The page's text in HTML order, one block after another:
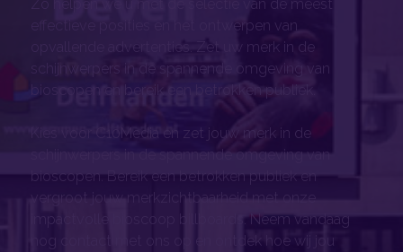
Zo helpen we u met de selectie van de meest
effectieve posities en het ontwerpen van
opvallende advertenties. Zet uw merk in de
schijnwerpers in de spannende omgeving van
bioscopen en bereik een betrokken publiek.
Kies voor C10Media en zet jouw merk in de
schijnwerpers in de spannende omgeving van
bioscopen. Bereik een betrokken publiek en
vergroot jouw merkzichtbaarheid met onze
impactvolle bioscoop billboards. Neem vandaag
nog contact met ons op en ontdek hoe wij jou